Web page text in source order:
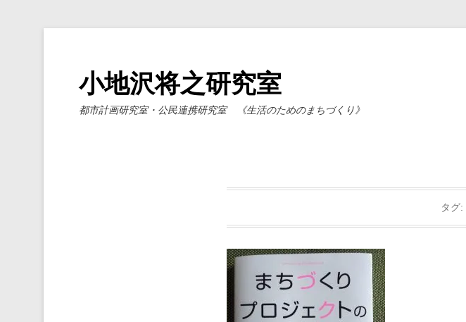
小地沢将之研究室
都市計画研究室・公民連携研究室 《生活のためのまちづくり》
タグ: